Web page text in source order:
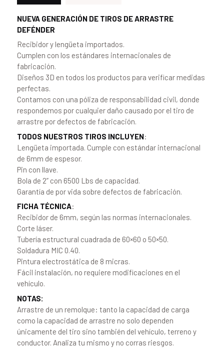
NUEVA GENERACIÓN DE TIROS DE ARRASTRE
DEFÉNDER
Recibidor y lengüeta importados.
Cumplen con los estándares internacionales de
fabricación.
Diseños 3D en todos los productos para verificar medidas
perfectas.
Contamos con una póliza de responsabilidad civil, donde
respondemos por cualquier daño causado por el tiro de
arrastre por defectos de fabricación.
TODOS NUESTROS TIROS INCLUYEN:
Lengüeta importada. Cumple con estándar internacional
de 6mm de espesor.
Pin con llave.
Bola de 2” con 6500 Lbs de capacidad.
Garantía de por vida sobre defectos de fabricación.
FICHA TÉCNICA:
Recibidor de 6mm, según las normas internacionales.
Corte láser.
Tubería estructural cuadrada de 60×60 o 50×50.
Soldadura MIC 0.40.
Pintura electrostática de 8 micras.
Fácil instalación, no requiere modificaciones en el
vehículo.
NOTAS:
Arrastre de un remolque: tanto la capacidad de carga
como la capacidad de arrastre no solo dependen
únicamente del tiro sino también del vehículo, terreno y
conductor. Analiza tu mismo y no corras riesgos.